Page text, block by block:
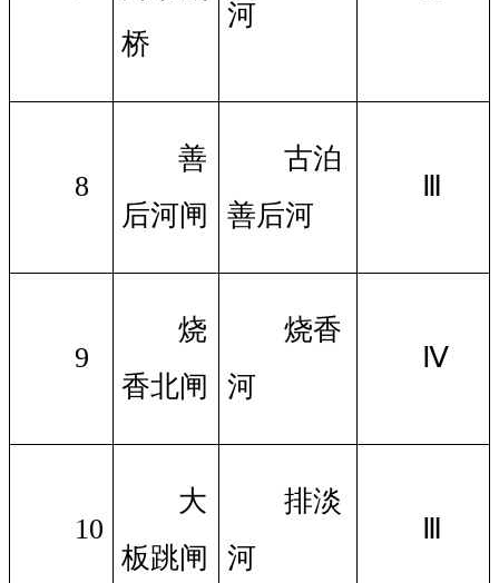
桥
河
8
善
后河闸
古泊
善后河
9
烧
香北闸
烧香
河
Ⅳ
10
大
板跳闸
排淡
河